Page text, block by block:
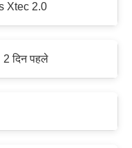
Xtec 2.0
2 दिन पहले